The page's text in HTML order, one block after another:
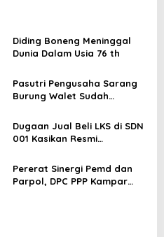
Diding Boneng Meninggal
Dunia Dalam Usia 76 th
Pasutri Pengusaha Sarang
Burung Walet Sudah
Pelapor Desak Polda Jambi
Segera Lakukan Penahanan
Dugaan Jual Beli LKS di SDN
001 Kasikan Resmi
Kampar, Pemred – Pimum
Metroterkini.id Desak Usut
Kasus Ini
Pererat Sinergi Pemd dan
Parpol, DPC PPP Kampar